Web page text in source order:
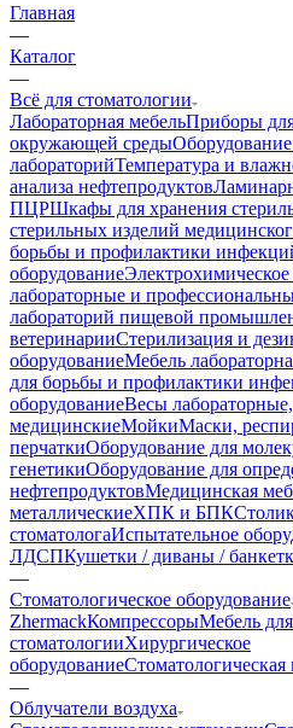
Главная
—
Каталог
—
Всё для стоматологии
Лабораторная мебельПриборы
окружающей среды
лабораторийТемпература и
анализа нефтепродуктов
ПЦРШкафы для хранения
стерильных изделий
борьбы и профилактики
оборудование
лабораторные и
лабораторий пищевой
ветеринарииСтерилизация и
оборудованиеМебель
для борьбы и профилактики
оборудованиеВесы
медицинскиеМойкиМаски,
перчаткиОборудование для
генетикиОборудование для
нефтепродуктовМедицинская
металлическиеХПК и БПК
стоматологаИспытательное
ЛДСПКушетки / диваны /
—
Стоматологическое оборудование
ZhermackКомпрессорыМебель для
стоматологииХирургическое
оборудованиеСтоматологическая
—
Облучатели воздуха